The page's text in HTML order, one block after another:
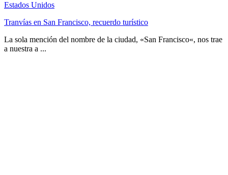
Estados Unidos
Tranvías en San Francisco, recuerdo turístico
La sola mención del nombre de la ciudad, «San Francisco«, nos trae
a nuestra a ...